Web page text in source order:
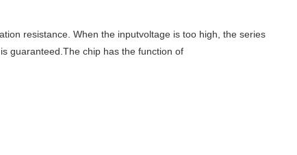
resistance. When the inputvoltage is too high, the series
guaranteed.The chip has the function of